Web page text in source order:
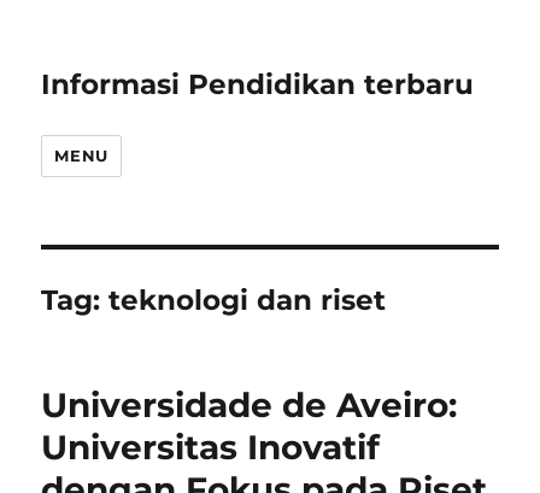
Informasi Pendidikan terbaru
MENU
Tag:teknologi dan riset
Universidade de Aveiro:
Universitas Inovatif